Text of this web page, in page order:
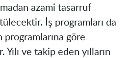
azami tasarruf
İş programları da
göre
ve takip eden yılların